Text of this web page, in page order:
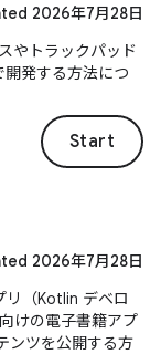
2026年7月28日
やトラックパッド
発する方法につ
Start
2026年7月28日
（Kotlin デベロ
けの電子書籍アプ
ンツを公開する方